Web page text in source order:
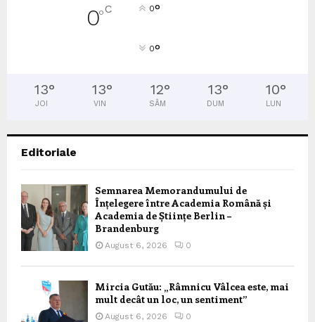
0°C 0°
0°
13°
JOI
13°
VIN
12°
SÂM
13°
DUM
10°
LUN
Editoriale
Semnarea Memorandumului de
Înțelegere între Academia Română și
Academia de Științe Berlin –
Brandenburg
August 6, 2026 0
Mircia Gutău: „Râmnicu Vâlcea este, mai
mult decât un loc, un sentiment”
August 6, 2026 0